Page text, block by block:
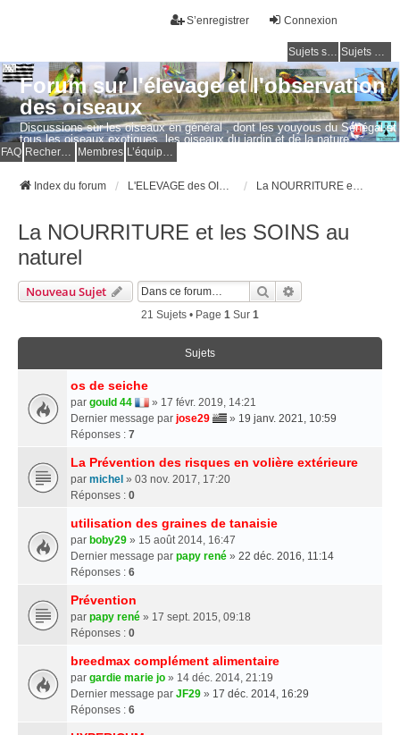
Connexion
S’enregistrer
Sujets sans réponse Sujets actifs
Forum sur l'élevage et l'observation
des oiseaux
Discussions sur les oiseaux en général , dont les youyous du Sénégal et
tous les oiseaux exotiques, les oiseaux du jardin et de la nature.
Questions, photos, expériences.
FAQ Membres
Index du forum
La NOURRITURE et les SOINS au
naturel
Nouveau Sujet Rechercher
21 Sujets • Page 1 Sur 1
Sujets
os de seiche
par gould 44
» 17 févr. 2019, 14:21
Dernier message par jose29 » 19 janv. 2021, 10:59
Réponses : 7
La Prévention des risques en volière extérieure
par michel » 03 nov. 2017, 17:20
Réponses : 0
utilisation des graines de tanaisie
par boby29 » 15 août 2014, 16:47
Dernier message par papy rené » 22 déc. 2016, 11:14
Réponses : 6
Prévention
par papy rené » 17 sept. 2015, 09:18
Réponses : 0
breedmax complément alimentaire
par gardie marie jo » 14 déc. 2014, 21:19
Dernier message par JF29 » 17 déc. 2014, 16:29
Réponses : 6